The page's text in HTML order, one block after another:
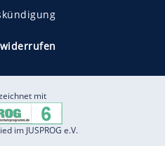
mit
im JUSPROG e.V.